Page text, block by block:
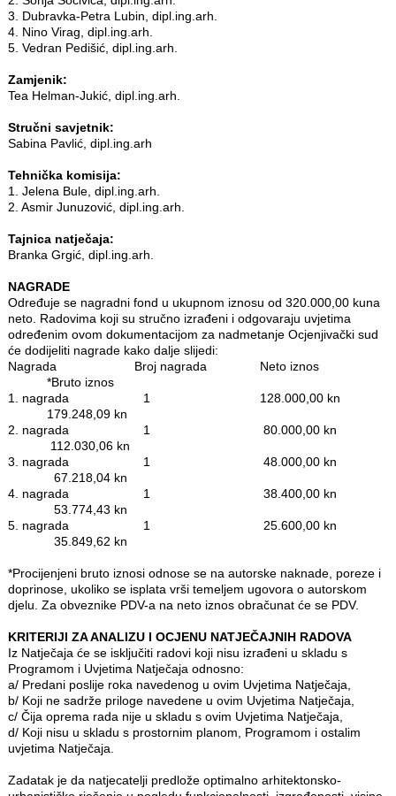
3. Dubravka-Petra Lubin, dipl.ing.arh.
4. Nino Virag, dipl.ing.arh.
5. Vedran Pedišić, dipl.ing.arh.
Zamjenik:
Tea Helman-Jukić, dipl.ing.arh.
Stručni savjetnik:
Sabina Pavlić, dipl.ing.arh
Tehnička komisija:
1. Jelena Bule, dipl.ing.arh.
2. Asmir Junuzović, dipl.ing.arh.
Tajnica natječaja:
Branka Grgić, dipl.ing.arh.
NAGRADE
Određuje se nagradni fond u ukupnom iznosu od 320.000,00 kuna
neto. Radovima koji su stručno izrađeni i odgovaraju uvjetima
određenim ovom dokumentacijom za nadmetanje Ocjenjivački sud
će dodijeliti nagrade kako dalje slijedi:
Nagrada
Broj nagrada
Neto iznos
*Bruto iznos
1. nagrada
1 128.000,00 kn
179.248,09 kn
2. nagrada
1 80.000,00 kn
112.030,06 kn
3. nagrada
1 48.000,00 kn
67.218,04 kn
4. nagrada
1 38.400,00 kn
53.774,43 kn
5. nagrada
1 25.600,00 kn
35.849,62 kn
*Procijenjeni bruto iznosi odnose se na autorske naknade, poreze i
doprinose, ukoliko se isplata vrši temeljem ugovora o autorskom
djelu. Za obveznike PDV-a na neto iznos obračunat će se PDV.
KRITERIJI ZA ANALIZU I OCJENU NATJEČAJNIH RADOVA
Iz Natječaja će se isključiti radovi koji nisu izrađeni u skladu s
Programom i Uvjetima Natječaja odnosno:
a/ Predani poslije roka navedenog u ovim Uvjetima Natječaja,
b/ Koji ne sadrže priloge navedene u ovim Uvjetima Natječaja,
c/ Čija oprema rada nije u skladu s ovim Uvjetima Natječaja,
d/ Koji nisu u skladu s prostornim planom, Programom i ostalim
uvjetima Natječaja.
Zadatak je da natjecatelji predlože optimalno arhitektonsko-